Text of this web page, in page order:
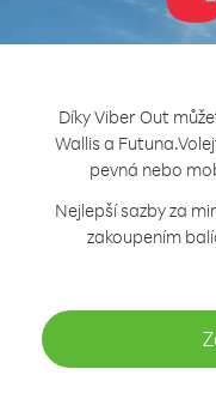
Díky Viber Out
Wallis a Futuna.
pevná nebo
Nejlepší sazby za
zakoupením